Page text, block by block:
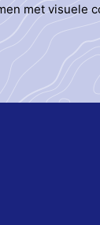
met visuele